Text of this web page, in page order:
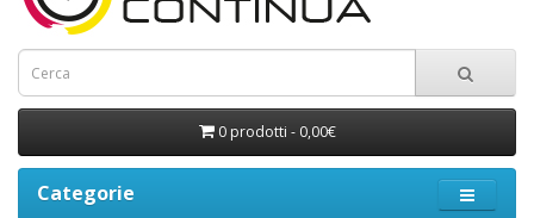
0 prodotti - 0,00€
Categorie